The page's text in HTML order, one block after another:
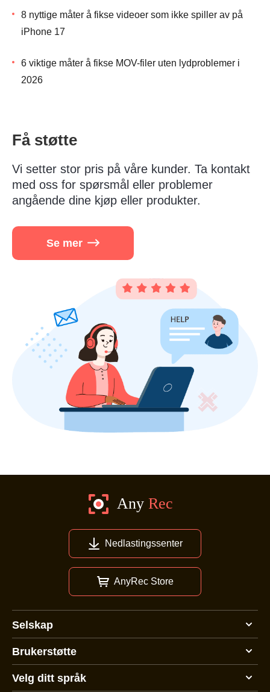
8 nyttige måter å fikse videoer som ikke spiller av på
iPhone 17
6 viktige måter å fikse MOV-filer uten lydproblemer i
2026
Få støtte
Vi setter stor pris på våre kunder. Ta kontakt
med oss for spørsmål eller problemer
angående dine kjøp eller produkter.
Se mer
Nedlastingssenter
AnyRec Store
Selskap
Brukerstøtte
Velg ditt språk